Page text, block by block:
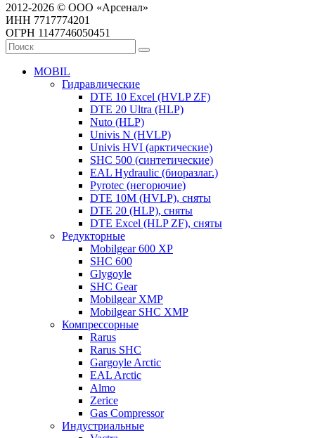
2012-2026 © ООО «Арсенал»
ИНН 7717774201
ОГРН 1147746050451
MOBIL
Гидравлические
DTE 10 Excel (HVLP ZF)
DTE 20 Ultra (HLP)
Nuto (HLP)
Univis N (HVLP)
Univis HVI (арктические)
SHC 500 (синтетические)
EAL Hydraulic (биоразлаг.)
Pyrotec (негорючие)
DTE 10M (HVLP), сняты
DTE 20 (HLP), сняты
DTE Excel (HLP ZF), сняты
Редукторные
Mobilgear 600 XP
SHC 600
Glygoyle
SHC Gear
Mobilgear XMP
Mobilgear SHC XMP
Компрессорные
Rarus
Rarus SHC
Gargoyle Arctic
EAL Arctic
Almo
Zerice
Gas Compressor
Индустриальные